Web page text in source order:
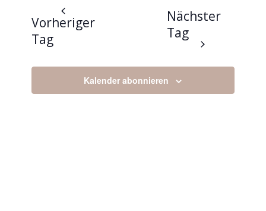
Vorheriger
Tag
Nächster
Tag
Kalender abonnieren